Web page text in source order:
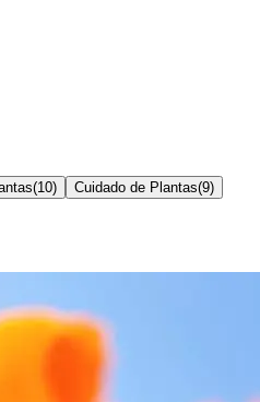
(10) Cuidado de Plantas(9)